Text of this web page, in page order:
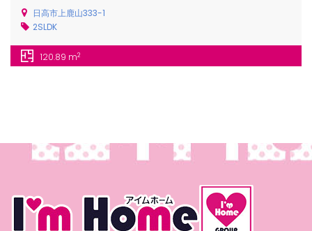
日高市上鹿山333-1
2SLDK
120.89 m2
top-